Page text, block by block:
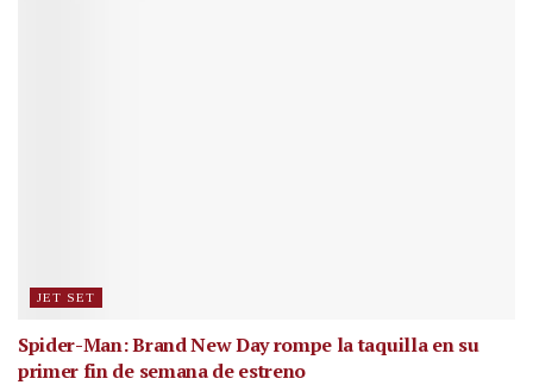
JET SET
Spider-Man: Brand New Day rompe la taquilla en su
primer fin de semana de estreno